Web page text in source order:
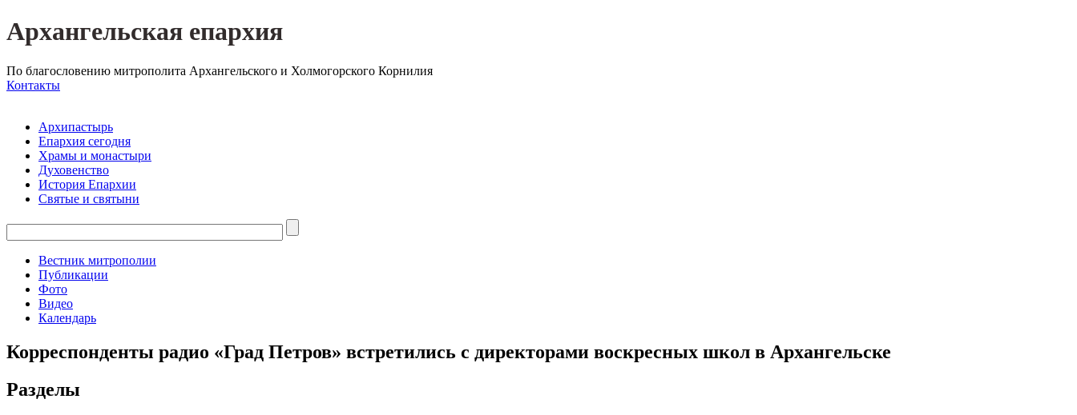
Архангельская епархия
По благословению митрополита Архангельского и Холмогорского Корнилия
Контакты
Архипастырь
Епархия сегодня
Храмы и монастыри
Духовенство
История Епархии
Святые и святыни
Вестник митрополии
Публикации
Фото
Видео
Календарь
Корреспонденты радио «Град Петров» встретились с директорами воскресных школ в Архангельске
Разделы